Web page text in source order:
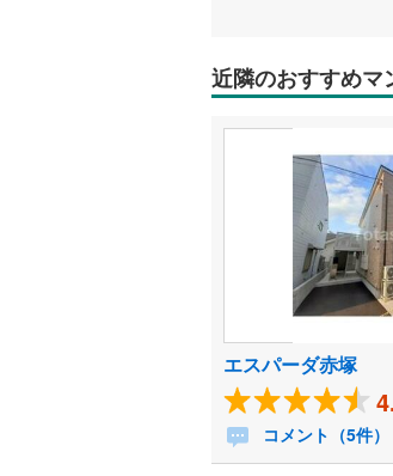
近隣のおすすめマ
エスパーダ赤塚
コメント（5件）